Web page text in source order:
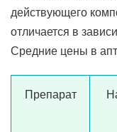
действующего
отличается в
Средние цены в
Препарат